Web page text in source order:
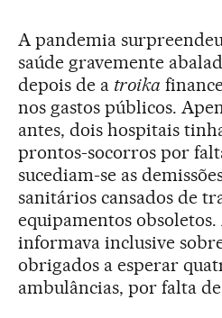
A pandemia
saúde gravemente
depois de a troika
nos gastos públicos.
antes, dois hospitais
prontos-socorros por
sucediam-se as
sanitários cansados de
equipamentos
informava inclusive
obrigados a esperar
ambulâncias, por falta de